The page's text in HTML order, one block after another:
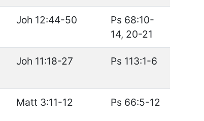
Joh 12:44-50
Ps 68:10-
14, 20-21
Joh 11:18-27 Ps 113:1-6
Matt 3:11-12 Ps 66:5-12